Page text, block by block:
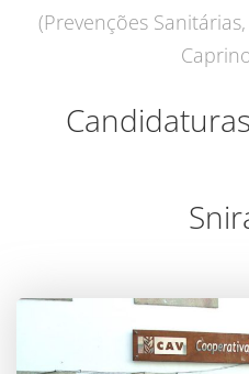
(Prevenções